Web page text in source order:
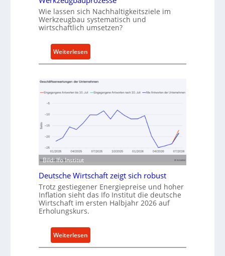
r
t
A
k
a
f
v
n
u
s
t
r
i
E
r
Wie lassen sich Nachhaltigkeitsziele im
Werkzeugbau systematisch und
wirtschaftlich umsetzen?
Weiterlesen:
M
t
h
d
ü
r
n
a
c
a
l
Bild: Ifo Institut
Deutsche Wirtschaft zeigt sich robust
Trotz gestiegener Energiepreise und hoher
Inflation sieht das Ifo Institut die deutsche
Wirtschaft im ersten Halbjahr 2026 auf
Erholungskurs.
Weiterlesen:
D